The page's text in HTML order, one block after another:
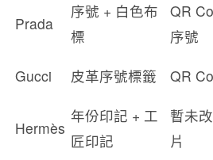
Prada
序號 + 白色布
標
QR
序號
Gucci
皮革序號標籤 QR
Hermès
年份印記 + 工
匠印記
暫未
片